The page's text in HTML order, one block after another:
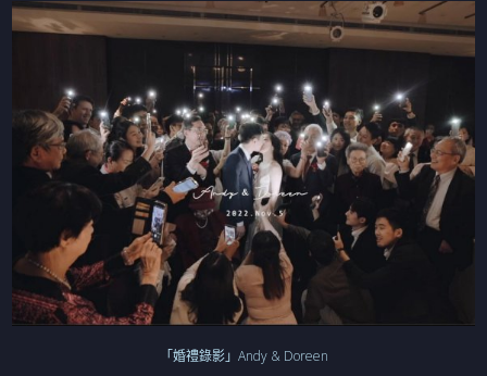
「婚禮錄影」Andy & Doreen